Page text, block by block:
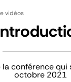
vidéos
conférence qui
octobre 2021